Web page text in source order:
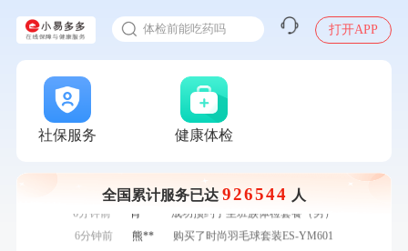
体检前能吃药吗
入职体检在线预约
甲状腺癌怎么筛查
打开APP
社保服务 健康体检
全国累计服务已达 926544 人
林**
购买了小熊电烤箱 DKX-F10M6
刚刚
成功预约了入职体检套餐
2分钟前
成功预约了脑血管系统套餐
2分钟前
购买了五常稻花香2号大米
成功预约了坐班族体检套餐（男）
6分钟前
熊**
购买了时尚羽毛球套装ES-YM601